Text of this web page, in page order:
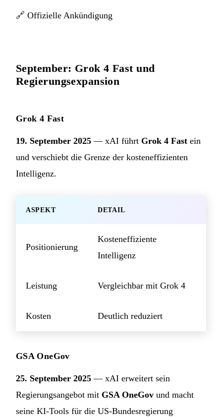
🔗 Offizielle Ankündigung
September: Grok 4 Fast und
Regierungsexpansion
Grok 4 Fast
19. September 2025 — xAI führt Grok 4 Fast ein
und verschiebt die Grenze der kosteneffizienten
Intelligenz.
ASPEKT DETAIL
Positionierung
Kosteneffiziente
Intelligenz
Leistung Vergleichbar mit Grok 4
Kosten Deutlich reduziert
GSA OneGov
25. September 2025 — xAI erweitert sein
Regierungsangebot mit GSA OneGov und macht
seine KI-Tools für die US-Bundesregierung